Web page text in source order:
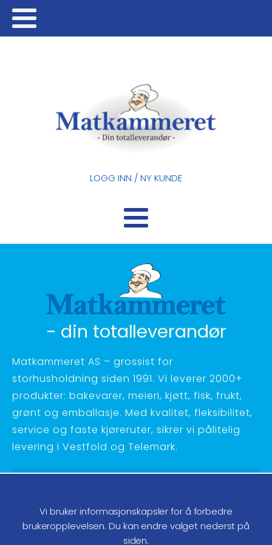
LOGG INN / NY KUNDE
- din totalleverandør
Matkammeret AS – grossist for
storhusholdning siden 1991. Vi leverer 2000+
produkter: bakevarer, meieri, kjøtt, fisk, frukt,
grønt og emballasje. Med kvalitet, fleksibilitet,
service og faste kjøreruter, sikrer vi pålitelig
levering i Vestfold og Telemark.
Telefon:
35 58 48 70
ordre@matkammeret.no
Vi bruker informasjonskapsler for å forbedre
brukeropplevelsen. Du kan endre valget nederst på
siden.